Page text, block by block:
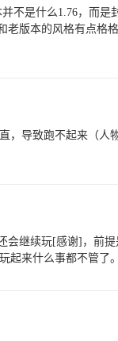
不是什么1.76，而
老版本的风格有点格
，导致跑不起来（
会继续玩[感谢]，前
起来什么事都不管了